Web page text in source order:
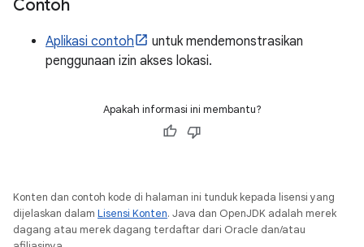
Contoh
Aplikasi contoh
untuk mendemonstrasikan
penggunaan izin akses lokasi.
Apakah informasi ini membantu?
Konten dan contoh kode di halaman ini tunduk kepada lisensi yang
dijelaskan dalam Lisensi Konten. Java dan OpenJDK adalah merek
dagang atau merek dagang terdaftar dari Oracle dan/atau